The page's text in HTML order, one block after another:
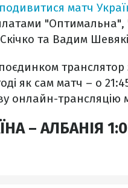
подивитися матч
"Оптимальна",
та Вадим
транслятор
як сам матч – о
онлайн-трансляцію
– АЛБАНІЯ 1:0